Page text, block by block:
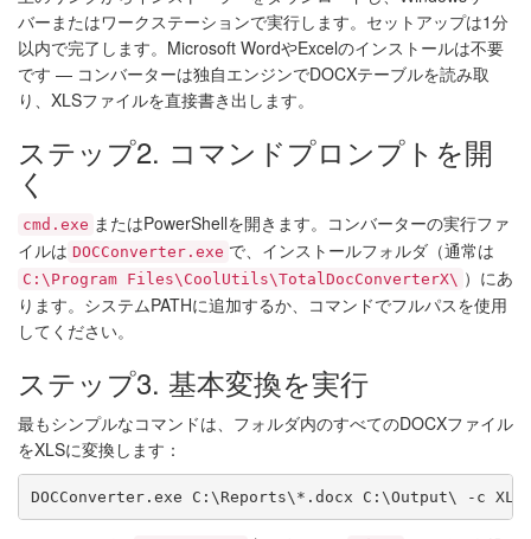
バーまたはワークステーションで実行します。セットアップは1分
以内で完了します。Microsoft WordやExcelのインストールは不要
です — コンバーターは独自エンジンでDOCXテーブルを読み取
り、XLSファイルを直接書き出します。
ステップ2. コマンドプロンプトを開
く
cmd.exe またはPowerShellを開きます。コンバーターの実行ファ
イルは DOCConverter.exe で、インストールフォルダ（通常は
C:\Program Files\CoolUtils\TotalDocConverterX\ ）にあ
ります。システムPATHに追加するか、コマンドでフルパスを使用
してください。
ステップ3. 基本変換を実行
最もシンプルなコマンドは、フォルダ内のすべてのDOCXファイル
をXLSに変換します：
DOCConverter.exe C:\Reports\*.docx C:\Output\ -c XLS